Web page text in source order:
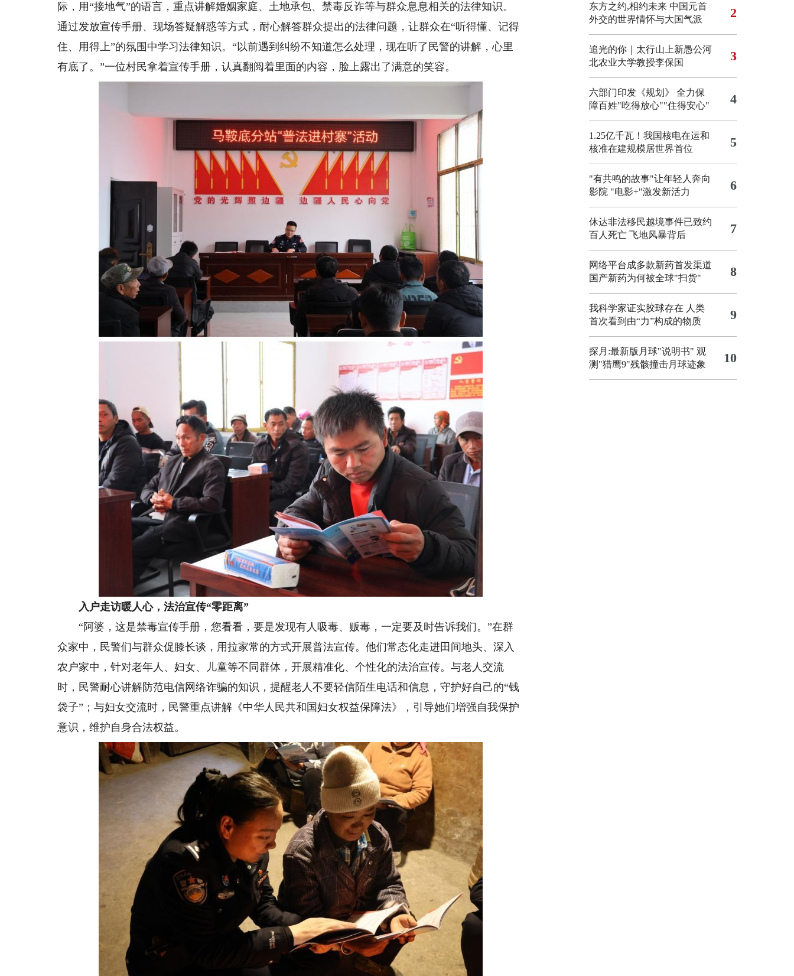
际，用“接地气”的语言，重点讲解婚姻家庭、土地承包、禁毒反诈等与群众息息相关的法律知识。
通过发放宣传手册、现场答疑解惑等方式，耐心解答群众提出的法律问题，让群众在“听得懂、记得
住、用得上”的氛围中学习法律知识。“以前遇到纠纷不知道怎么处理，现在听了民警的讲解，心里
有底了。”一位村民拿着宣传手册，认真翻阅着里面的内容，脸上露出了满意的笑容。
入户走访暖人心，法治宣传“零距离”
“阿婆，这是禁毒宣传手册，您看看，要是发现有人吸毒、贩毒，一定要及时告诉我们。”在群
众家中，民警们与群众促膝长谈，用拉家常的方式开展普法宣传。他们常态化走进田间地头、深入
农户家中，针对老年人、妇女、儿童等不同群体，开展精准化、个性化的法治宣传。与老人交流
时，民警耐心讲解防范电信网络诈骗的知识，提醒老人不要轻信陌生电话和信息，守护好自己的“钱
袋子”；与妇女交流时，民警重点讲解《中华人民共和国妇女权益保障法》，引导她们增强自我保护
意识，维护自身合法权益。
东方之约,相约未来 中国元首
外交的世界情怀与大国气派
2
追光的你｜太行山上新愚公河
北农业大学教授李保国
3
六部门印发《规划》 全力保
障百姓"吃得放心""住得安心"
4
1.25亿千瓦！我国核电在运和
核准在建规模居世界首位
5
"有共鸣的故事"让年轻人奔向
影院 "电影+"激发新活力 6
休达非法移民越境事件已致约
百人死亡 飞地风暴背后 7
网络平台成多款新药首发渠道
国产新药为何被全球"扫货"
8
我科学家证实胶球存在 人类
首次看到由“力”构成的物质
9
探月:最新版月球"说明书" 观
测"猎鹰9"残骸撞击月球迹象
10